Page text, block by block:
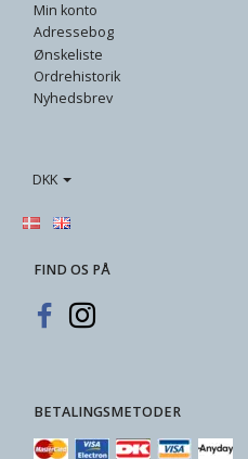
Min konto
Adressebog
Ønskeliste
Ordrehistorik
Nyhedsbrev
DKK
FIND OS PÅ
BETALINGSMETODER